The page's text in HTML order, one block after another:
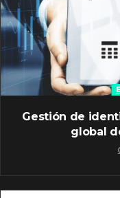
Gestión de
global